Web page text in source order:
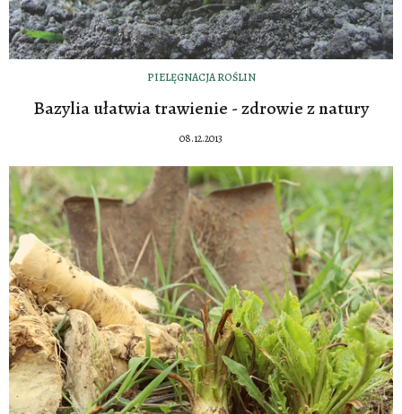
PIELĘGNACJA ROŚLIN
Bazylia ułatwia trawienie - zdrowie z natury
08.12.2013